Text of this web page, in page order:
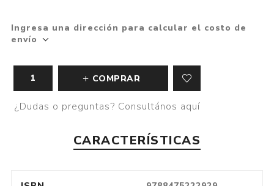
Ingresa una dirección para calcular el costo de
envío
COMPRAR
¿Dudas o preguntas? Consultános aquí
CARACTERÍSTICAS